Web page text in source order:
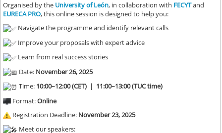
Organised by the University of León, in collaboration with FECYTand
EURECA PRO, this online session is designed to help you:
Navigate the programme and identify relevant calls
Improve your proposals with expert advice
Learn from real success stories
Date: November 26, 2025
Time: 10:00–12:00 (CET) | 11:00–13:00 (TUC time)
Format:Online
Registration Deadline: November 23, 2025
Meet our speakers: